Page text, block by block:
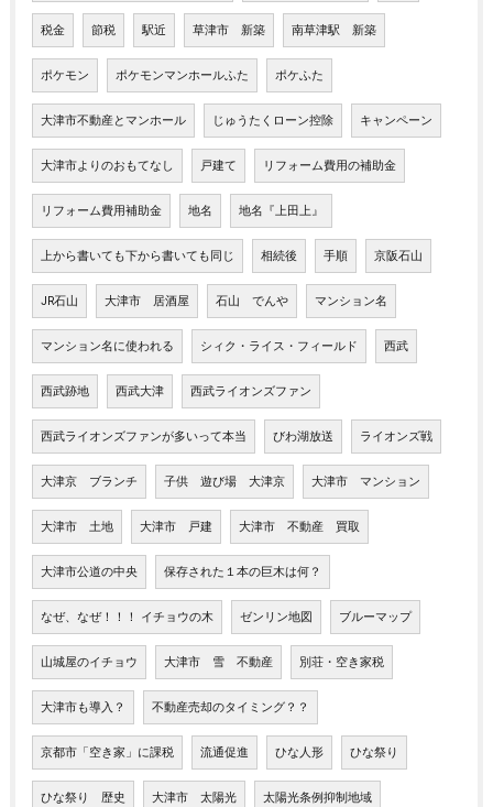
税金 節税 駅近 草津市 新築 南草津駅 新築
ポケモン ポケモンマンホールふた ポケふた
大津市不動産とマンホール じゅうたくローン控除 キャンペーン
大津市よりのおもてなし 戸建て リフォーム費用の補助金
リフォーム費用補助金 地名 地名『上田上』
上から書いても下から書いても同じ 相続後 手順 京阪石山
JR石山 大津市 居酒屋 石山 でんや マンション名
マンション名に使われる シィク・ライス・フィールド 西武
西武跡地 西武大津 西武ライオンズファン
西武ライオンズファンが多いって本当 びわ湖放送 ライオンズ戦
大津京 ブランチ 子供 遊び場 大津京 大津市 マンション
大津市 土地 大津市 戸建 大津市 不動産 買取
大津市公道の中央 保存された１本の巨木は何？
なぜ、なぜ！！！ イチョウの木 ゼンリン地図 ブルーマップ
山城屋のイチョウ 大津市 雪 不動産 別荘・空き家税
大津市も導入？ 不動産売却のタイミング？？
京都市「空き家」に課税 流通促進 ひな人形 ひな祭り
ひな祭り 歴史 大津市 太陽光 太陽光条例抑制地域